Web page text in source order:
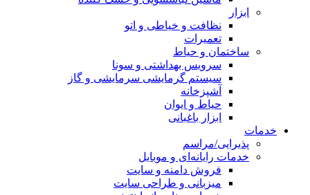
ابزار
نظافت و خیاطی و اتو
تعمیرات
ساختمان و حیاط
سرویس بهداشتی و سونا
سیستم گرمایشی سرمایشی و گاز
آشپزخانه
حیاط و ایوان
ابزار باغبانی
خدمات
پذیرایی/مراسم
خدمات رایانه‌ای و موبایل
فروش دامنه و سایت
میزبانی و طراحی سایت